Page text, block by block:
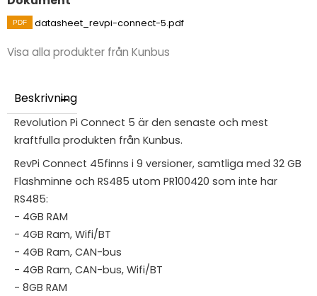
datasheet_revpi-connect-5.pdf
Visa alla produkter från Kunbus
Beskrivning
Revolution Pi Connect 5 är den senaste och mest
kraftfulla produkten från Kunbus.
RevPi Connect 45finns i 9 versioner, samtliga med 32 GB
Flashminne och RS485 utom PR100420 som inte har
RS485:
- 4GB RAM
- 4GB Ram, Wifi/BT
- 4GB Ram, CAN-bus
- 4GB Ram, CAN-bus, Wifi/BT
- 8GB RAM